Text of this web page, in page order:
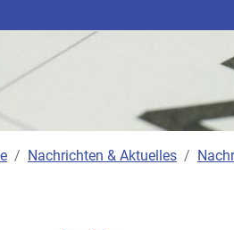
Nachrichten & Aktuelles